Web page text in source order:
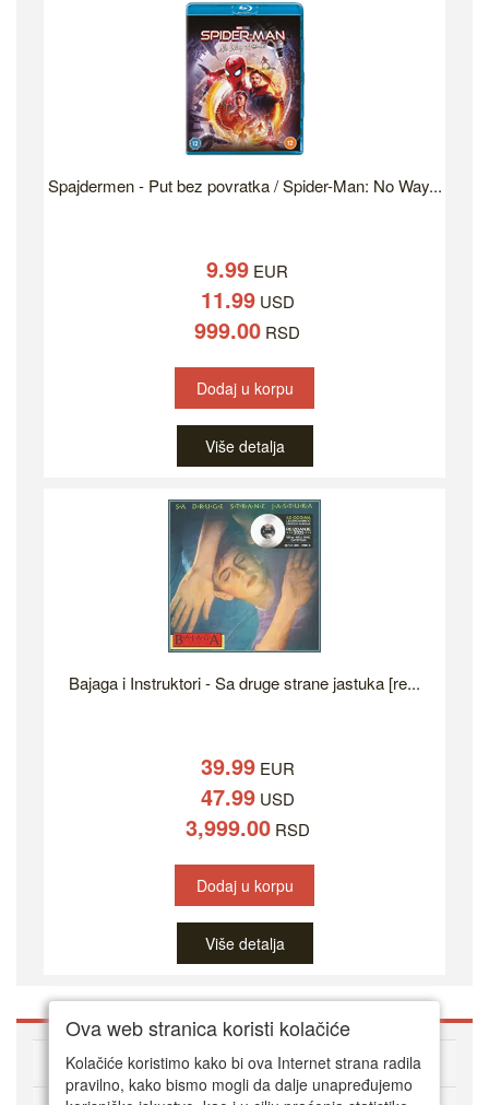
Spajdermen - Put bez povratka / Spider-Man: No Way...
9.99 EUR
11.99USD
999.00 RSD
Dodaj u korpu
Više detalja
Bajaga i Instruktori - Sa druge strane jastuka [re...
39.99EUR
47.99USD
3,999.00RSD
Dodaj u korpu
Više detalja
O DVD Zoni
Ova web stranica koristi kolačiće
Kolačiće koristimo kako bi ova Internet strana radila
pravilno, kako bismo mogli da dalje unapređujemo